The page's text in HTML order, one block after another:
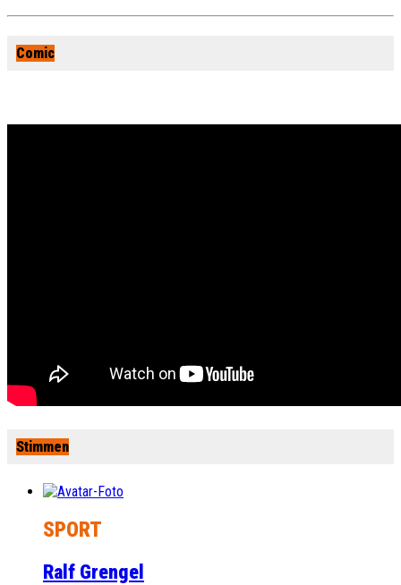
Comic
Stimmen
SPORT
Ralf Grengel